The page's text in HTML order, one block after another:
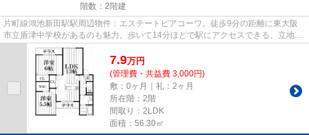
階数：2階建
片町線鴻池新田駅駅周辺物件：エステートピアコーワ。徒歩9分の距離に東大阪
市立盾津中学校があるのも魅力。歩いて14分ほどで駅にアクセスできる、立地の
良さも魅力の物件です。防犯対...
7.9万円
(管理費・共益費 3,000円)
敷：0ヶ月｜礼：2ヶ月
所在階：2階
間取り：2LDK
面積：56.30㎡